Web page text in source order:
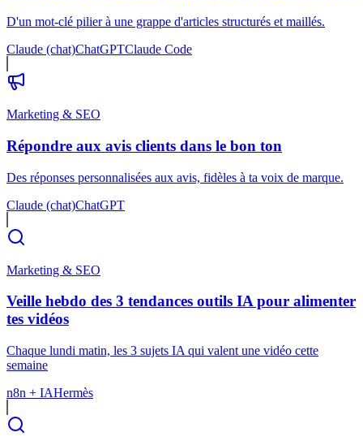
D'un mot-clé pilier à une grappe d'articles structurés et maillés.
Claude (chat)ChatGPTClaude Code
Marketing & SEO
Répondre aux avis clients dans le bon ton
Des réponses personnalisées aux avis, fidèles à ta voix de marque.
Claude (chat)ChatGPT
Marketing & SEO
Veille hebdo des 3 tendances outils IA pour alimenter
tes vidéos
Chaque lundi matin, les 3 sujets IA qui valent une vidéo cette
semaine
n8n + IAHermès